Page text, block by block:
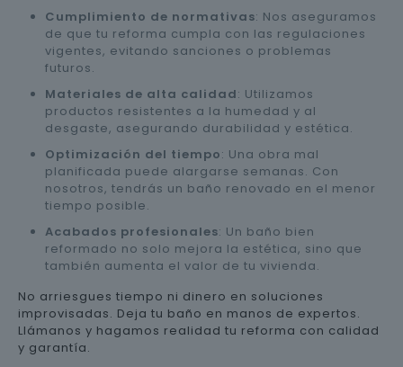
Cumplimiento de normativas: Nos aseguramos
de que tu reforma cumpla con las regulaciones
vigentes, evitando sanciones o problemas
futuros.
Materiales de alta calidad: Utilizamos
productos resistentes a la humedad y al
desgaste, asegurando durabilidad y estética.
Optimización del tiempo: Una obra mal
planificada puede alargarse semanas. Con
nosotros, tendrás un baño renovado en el menor
tiempo posible.
Acabados profesionales: Un baño bien
reformado no solo mejora la estética, sino que
también aumenta el valor de tu vivienda.
No arriesgues tiempo ni dinero en soluciones
improvisadas. Deja tu baño en manos de expertos.
Llámanos y hagamos realidad tu reforma con calidad
y garantía.